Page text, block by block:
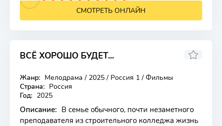
СМОТРЕТЬ ОНЛАЙН
ВСЁ ХОРОШО БУДЕТ...
Жанр: Мелодрама / 2025 / Россия 1 / Фильмы
Страна: Россия
Год: 2025
Описание: В семье обычного, почти незаметного
преподавателя из строительного колледжа жизнь